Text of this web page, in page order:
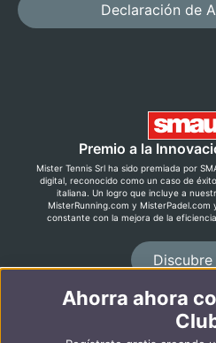
Declaración de
Premio a la
Mister Tennis Srl ha sido premiada por
digital, reconocido como un caso de
italiana. Un logro que incluye a
MisterRunning.com y
constante con la mejora de la
Discubre
©2026
Ahorra ahora